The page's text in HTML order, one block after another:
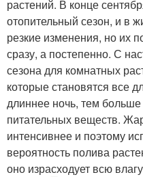
растений. В конце
отопительный сезон, и в
резкие изменения, но их
сразу, а постепенно. С
сезона для комнатных
которые становятся все
длиннее ночь, тем больше
питательных веществ.
интенсивнее и поэтому
вероятность полива
оно израсходует всю